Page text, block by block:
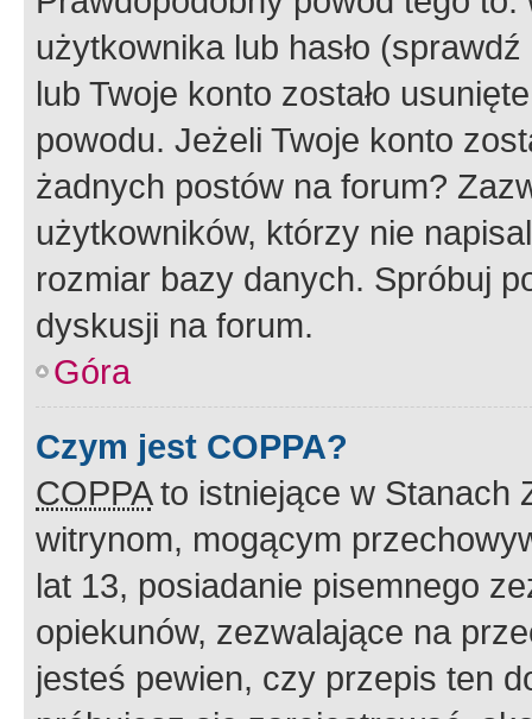
użytkownika lub hasło
lub Twoje konto zostało
powodu. Jeżeli Twoje konto
żadnych postów na forum?
użytkowników, którzy nie
rozmiar bazy danych. Spróbuj
dyskusji na forum.
Góra
Czym jest COPPA?
COPPAto istniejące w Stanach
witrynom, mogącym
lat 13, posiadanie pisemnego
opiekunów, zezwalające na
jesteś pewien, czy przepis ten